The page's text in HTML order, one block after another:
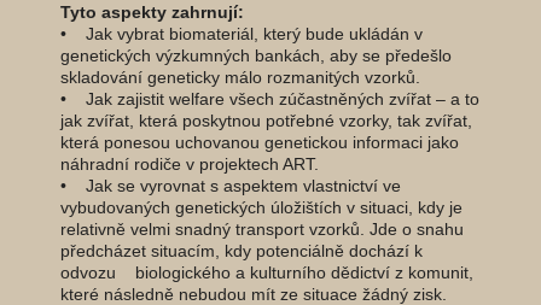
Tyto aspekty zahrnují:
• Jak vybrat biomateriál, který bude ukládán v
genetických výzkumných bankách, aby se předešlo
skladování geneticky málo rozmanitých vzorků.
• Jak zajistit welfare všech zúčastněných zvířat – a to
jak zvířat, která poskytnou potřebné vzorky, tak zvířat,
která ponesou uchovanou genetickou informaci jako
náhradní rodiče v projektech ART.
• Jak se vyrovnat s aspektem vlastnictví ve
vybudovaných genetických úložištích v situaci, kdy je
relativně velmi snadný transport vzorků. Jde o snahu
předcházet situacím, kdy potenciálně dochází k
odvozu biologického a kulturního dědictví z komunit,
které následně nebudou mít ze situace žádný zisk.